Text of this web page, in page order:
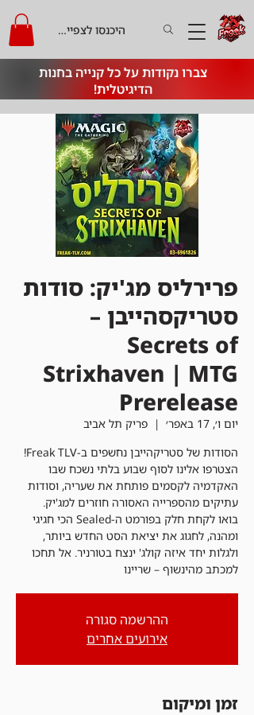
צברו נקודות על כל קנייה בחנות
הדיגיטלית!
היכנסו לצפייה בקרדיט
פרירליס מג'יק: סודות
סטריקסהייבן –
Secrets of
Strixhaven | MTG
Prerelease
יום ו׳, 17 באפר׳
  |
פריק תל אביב
הצטרפו אלינו לסוף שבוע בלתי נשכח שבו
האקדמיה לקסמים פותחת את שעריה, וסודות
בואו לקחת חלק בפורמט ה-Sealed הכי חגיגי
ומהנה, לחגוג את יציאת הסט החדש ביותר,
ולגלות יחד איזה קולג' ינצח בטורניר. אל תחכו
למכתב מהינשוף – שריינו
ההרשמה סגורה
אירועים אחרים
זמן ומיקום